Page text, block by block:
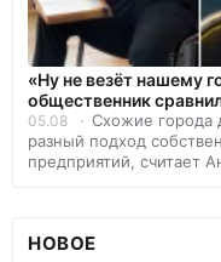
«Ну не везёт нашему
общественник
05.08
Схожие города
разный подход
предприятий, считает
НОВОЕ